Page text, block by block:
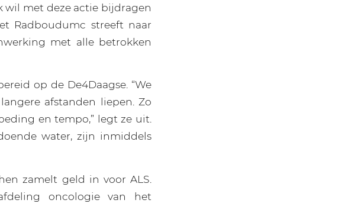
wil met deze actie bijdragen
Radboudumc streeft naar
met alle betrokken
op de De4Daagse. “We
afstanden liepen. Zo
en tempo,” legt ze uit.
water, zijn inmiddels
zamelt geld in voor ALS.
oncologie van het